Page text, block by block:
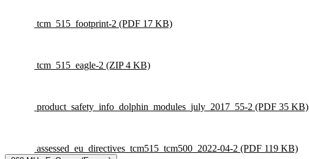
tcm_515_footprint-2 (PDF 17 KB)
tcm_515_eagle-2 (ZIP 4 KB)
product_safety_info_dolphin_modules_july_2017_55-2 (PDF 35 KB)
assessed_eu_directives_tcm515_tcm500_2022-04-2 (PDF 119 KB)